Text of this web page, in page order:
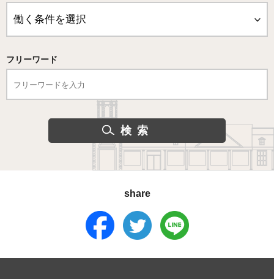
フリーワード
share